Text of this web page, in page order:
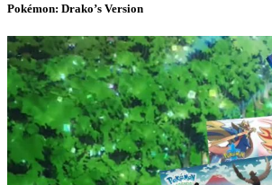
Pokémon: Drako’s Version